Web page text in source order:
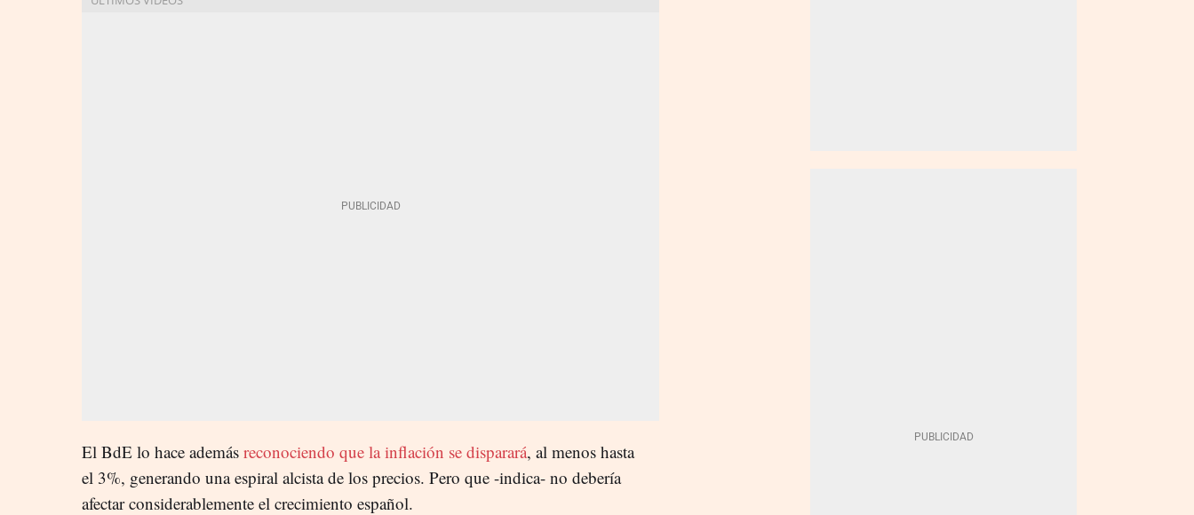
El BdE lo hace además reconociendo que la inflación se disparará, al menos hasta
el 3%, generando una espiral alcista de los precios. Pero que -indica- no debería
afectar considerablemente el crecimiento español.